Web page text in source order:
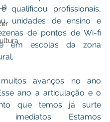
qualificou profissionais,
unidades de ensino e
de pontos de Wi-fi
em escolas da zona
muitos avanços no ano
ano a articulação e o
que temos já surte
imediatos. Estamos